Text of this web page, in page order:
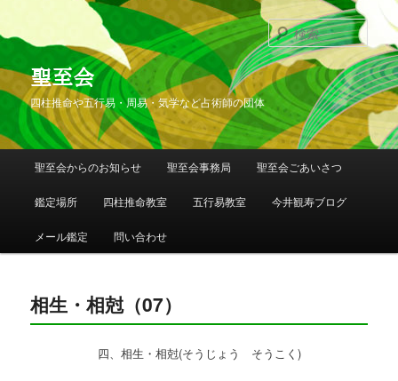
聖至会
四柱推命や五行易・周易・気学など占術師の団体
索
メインメニュー
メインコンテンツへ移動
サブコンテンツへ移動
聖至会からのお知らせ 聖至会事務局 聖至会ごあいさつ
鑑定場所 四柱推命教室 五行易教室 今井観寿ブログ
メール鑑定 問い合わせ
相生・相尅（07）
四、相生・相尅(そうじょう そうこく)